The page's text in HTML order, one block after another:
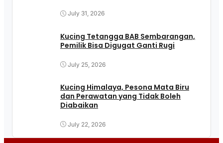
July 31, 2026
Kucing Tetangga BAB Sembarangan,
Pemilik Bisa Digugat Ganti Rugi
July 25, 2026
Kucing Himalaya, Pesona Mata Biru
dan Perawatan yang Tidak Boleh
Diabaikan
July 22, 2026